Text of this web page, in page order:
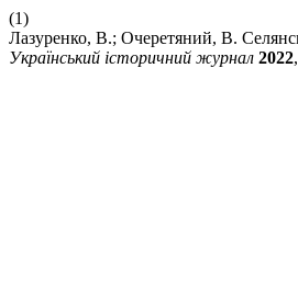
(1)
Лазуренко, В.; Очеретяний, В.
Український історичний журнал 2022